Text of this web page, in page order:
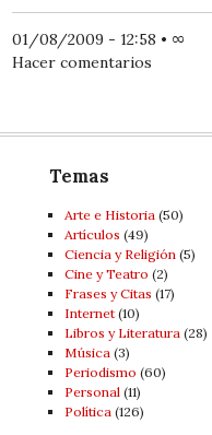
01/08/2009 - 12:58 • ∞
Hacer comentarios
Temas
Arte e Historia(50)
Artí­culos (49)
Ciencia y Religión(5)
Cine y Teatro (2)
Frases y Citas (17)
Internet(10)
Libros y Literatura(28)
Música(3)
Periodismo (60)
Personal(11)
Política(126)